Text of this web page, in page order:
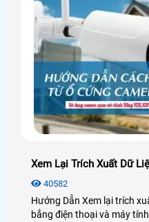
Xem Lại Trích Xuất Dữ
40582
Hướng Dẫn Xem lại trích
bắng điện thoại và máy